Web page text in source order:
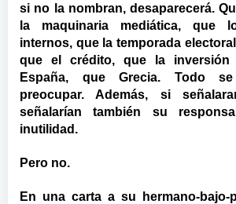
si no la nombran, desaparecerá.
la maquinaria mediática, que
internos, que la temporada
que el crédito, que la inversión
España, que Grecia. Todo
preocupar. Además, si
señalarían también su
inutilidad.
Pero no.
En una carta a su hermano-bajo-